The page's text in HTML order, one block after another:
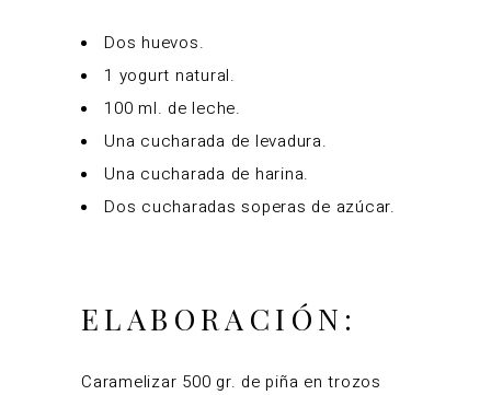
Dos huevos.
1 yogurt natural.
100 ml. de leche.
Una cucharada de levadura.
Una cucharada de harina.
Dos cucharadas soperas de azúcar.
ELABORACIÓN:
Caramelizar 500 gr. de piña en trozos